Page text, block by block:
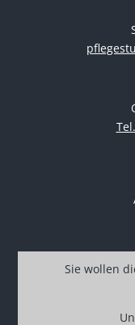
Sie wollen